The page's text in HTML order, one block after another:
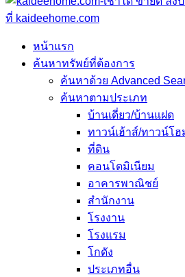
หน้าแรก
ค้นหาทรัพย์ที่ต้องการ
ค้นหาด้วย Advanced
ค้นหาตามประเภท
บ้านเดี่ยว/บ้านแฝด
ทาวน์เฮ้าส์/ทาวน์โฮ
ที่ดิน
คอนโดมิเนียม
อาคารพาณิชย์
สำนักงาน
โรงงาน
โรงแรม
โกดัง
ประเภทอื่น